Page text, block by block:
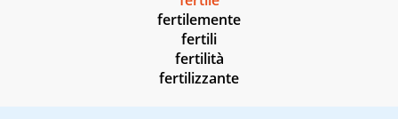
fertilemente
fertili
fertilità
fertilizzante